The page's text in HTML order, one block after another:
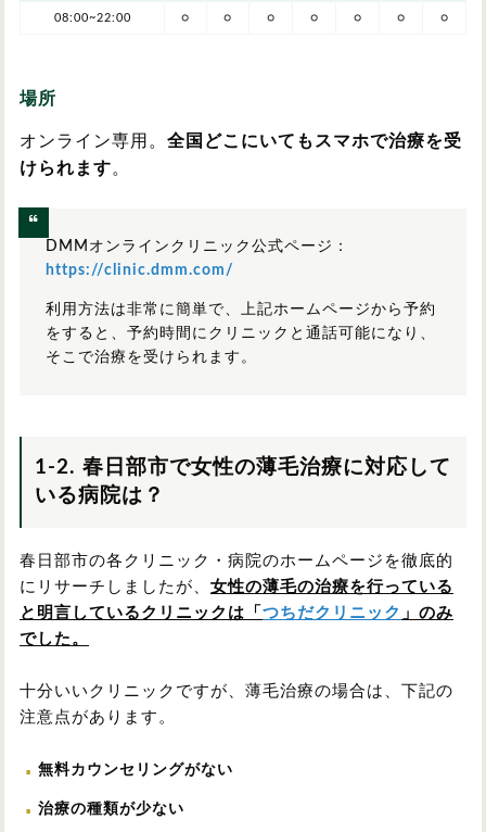
08:00~22:00 ○ ○ ○ ○ ○ ○ ○
場所
オンライン専用。 全国どこにいてもスマホで治療を受
けられます。
DMMオンラインクリニック公式ページ：
https://clinic.dmm.com/
利用方法は非常に簡単で、上記ホームページから予約
をすると、予約時間にクリニックと通話可能になり、
そこで治療を受けられます。
1-2. 春日部市で女性の薄毛治療に対応して
いる病院は？
春日部市の各クリニック・病院のホームページを徹底的
にリサーチしましたが、 女性の薄毛の治療を行っている
と明言しているクリニックは「 つちだクリニック 」のみ
でした。
十分いいクリニックですが、薄毛治療の場合は、下記の
注意点があります。
無料カウンセリングがない
治療の種類が少ない